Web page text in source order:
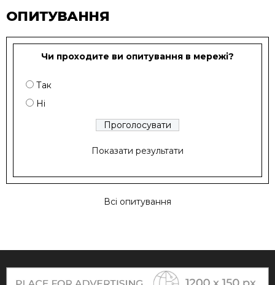
ОПИТУВАННЯ
Чи проходите ви опитування в мережі?
Так
Ні
Показати результати
Всі опитування